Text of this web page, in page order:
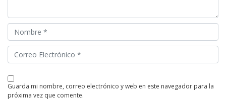
guarda mi nombre, correo electrónico y web en este navegador para la
próxima vez que comente.